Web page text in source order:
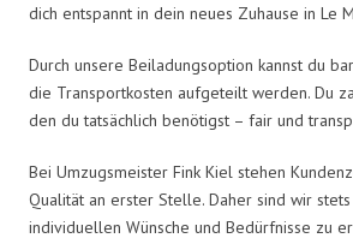
dich entspannt in dein neues Zuhause in Le
Durch unsere Beiladungsoption kannst du
die Transportkosten aufgeteilt werden. Du
den du tatsächlich benötigst – fair und
Bei Umzugsmeister Fink Kiel stehen
Qualität an erster Stelle. Daher sind wir
individuellen Wünsche und Bedürfnisse zu